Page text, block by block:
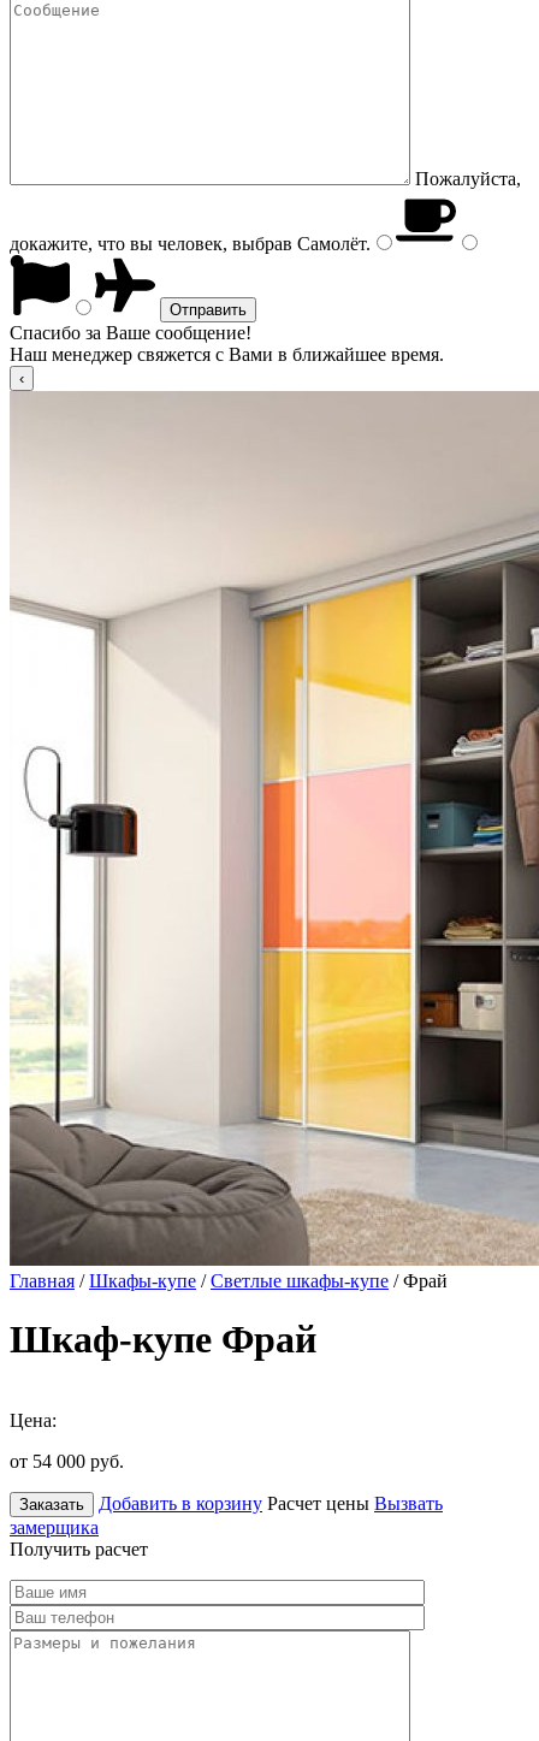
Пожалуйста,
докажите, что вы человек, выбрав Самолёт.
Спасибо за Ваше сообщение!
Наш менеджер свяжется с Вами в ближайшее время.
Главная /Шкафы-купе /Светлые шкафы-купе / Фрай
Шкаф-купе Фрай
Цена:
от 54 000 руб.
Заказать Добавить в корзину Расчет цены Вызвать
замерщика
Получить расчет